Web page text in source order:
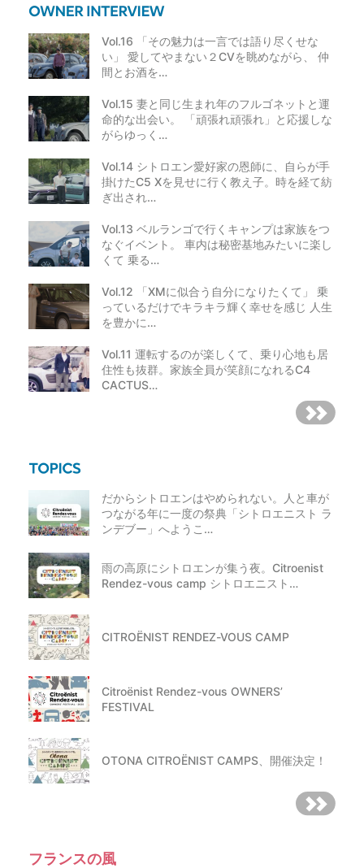
Vol.16 「その魅力は一言では語り尽くせな
い」 愛してやまない２CVを眺めながら、 仲
間とお酒を…
Vol.15 妻と同じ生まれ年のフルゴネットと運
命的な出会い。 「頑張れ頑張れ」と応援しな
がらゆっく…
Vol.14 シトロエン愛好家の恩師に、自らが手
掛けたC5 Xを見せに行く教え子。時を経て紡
ぎ出され…
Vol.13 ベルランゴで行くキャンプは家族をつ
なぐイベント。 車内は秘密基地みたいに楽し
くて 乗る…
Vol.12 「XMに似合う自分になりたくて」 乗
っているだけでキラキラ輝く幸せを感じ 人生
を豊かに…
Vol.11 運転するのが楽しくて、乗り心地も居
住性も抜群。家族全員が笑顔になれるC4
CACTUS…
だからシトロエンはやめられない。人と車が
つながる年に一度の祭典「シトロエニスト ラ
ンデブー」へようこ…
雨の高原にシトロエンが集う夜。Citroenist
Rendez-vous camp シトロエニスト…
CITROËNIST RENDEZ-VOUS CAMP
Citroënist Rendez-vous OWNERS’
FESTIVAL
OTONA CITROËNIST CAMPS、開催決定！
フランスの風